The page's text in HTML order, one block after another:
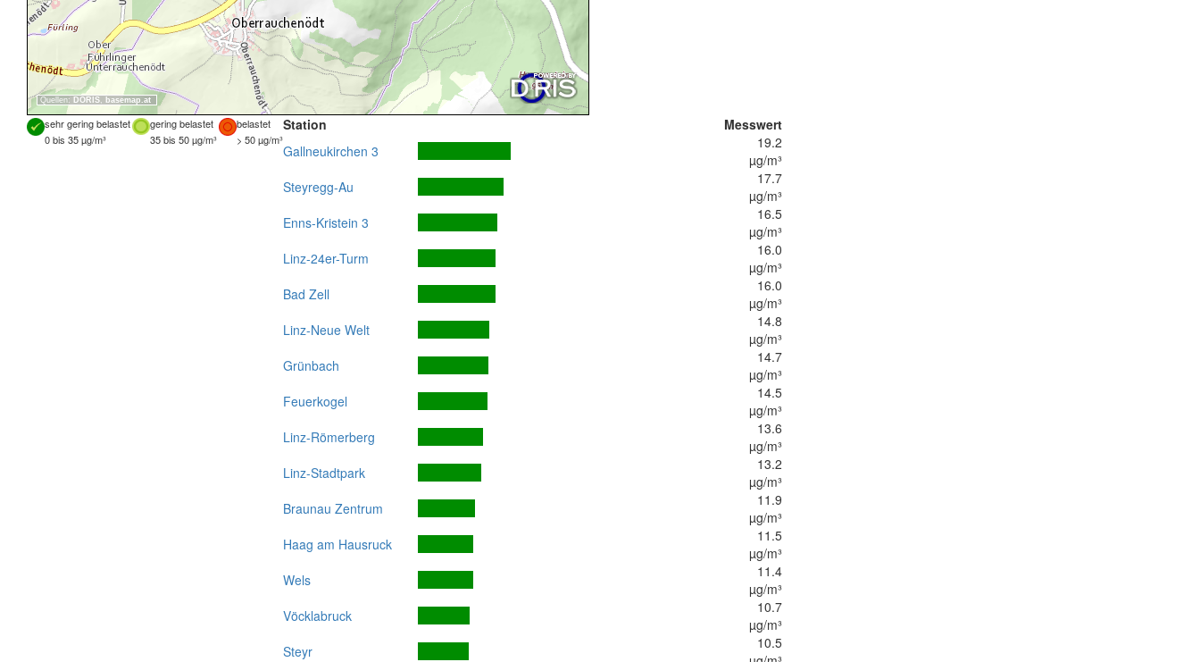
Quellen: DORIS, basemap.at
sehr gering belastet gering belastet
belastet
0 bis 35 µg/m³
35 bis 50 µg/m³ > 50 µg/m³
Station
Messwert
Gallneukirchen 3
19.2
µg/m³
Steyregg-Au
17.7
µg/m³
Enns-Kristein 3
16.5
µg/m³
Linz-24er-Turm
16.0
µg/m³
Bad Zell
16.0
µg/m³
Linz-Neue Welt
14.8
µg/m³
Grünbach
14.7
µg/m³
Feuerkogel
14.5
µg/m³
Linz-Römerberg
13.6
µg/m³
Linz-Stadtpark
13.2
µg/m³
Braunau Zentrum
11.9
µg/m³
Haag am Hausruck
11.5
µg/m³
Wels
11.4
µg/m³
Vöcklabruck
10.7
µg/m³
Steyr
10.5